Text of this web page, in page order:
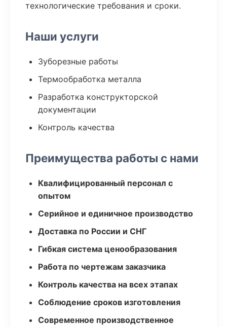
технологические требования и сроки.
Наши услуги
Зуборезные работы
Термообработка металла
Разработка конструкторской
документации
Контроль качества
Преимущества работы с нами
Квалифицированный персонал с
опытом
Серийное и единичное производство
Доставка по России и СНГ
Гибкая система ценообразования
Работа по чертежам заказчика
Контроль качества на всех этапах
Соблюдение сроков изготовления
Современное производственное